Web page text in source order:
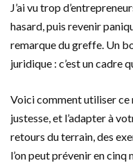
J’ai vu trop
hasard, puis revenir
remarque du greffe. Un
juridique : c’est un cadre
Voici comment utiliser ce
justesse, et l’adapter à
retours du terrain, des
l’on peut prévenir en